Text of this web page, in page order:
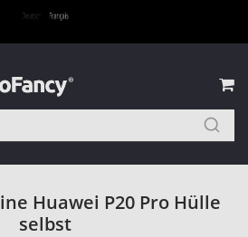
Huawei P20 Pro Hülle
selbst